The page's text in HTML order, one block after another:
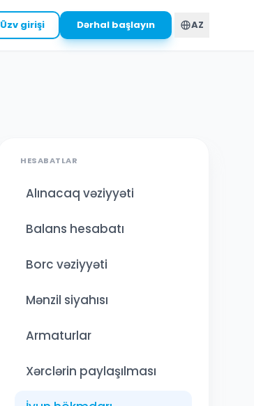
Üzv girişi Dərhal başlayın AZ
HESABATLAR
Alınacaq vəziyyəti
Balans hesabatı
Borc vəziyyəti
Mənzil siyahısı
Armaturlar
Xərclərin paylaşılması